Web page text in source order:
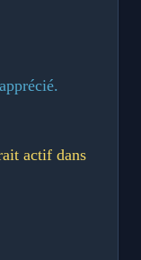
actif dans